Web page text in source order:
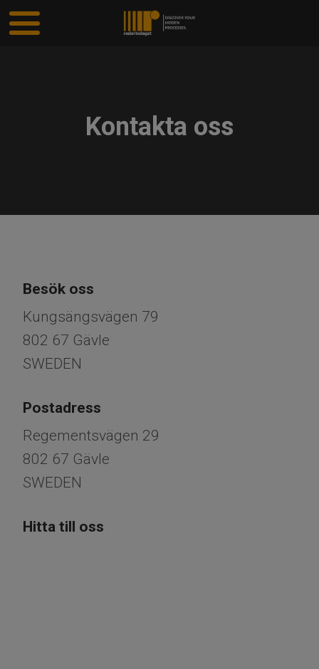
Kontakta oss
Besök oss
Kungsängsvägen 79
802 67 Gävle
SWEDEN
Postadress
Regementsvägen 29
802 67 Gävle
​​​​​​​SWEDEN
Hitta till oss